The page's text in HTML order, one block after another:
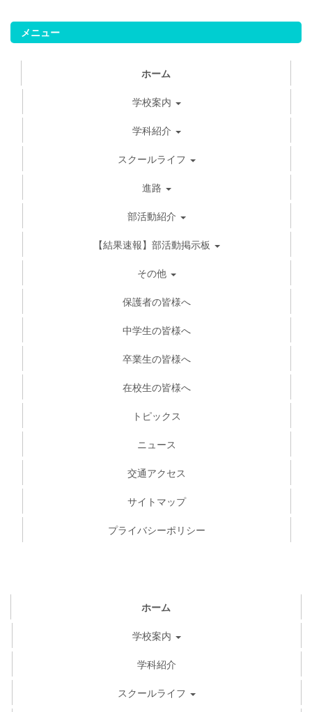
メニュー
ホーム
学校案内
学科紹介
スクールライフ
進路
部活動紹介
【結果速報】部活動掲示板
その他
保護者の皆様へ
中学生の皆様へ
卒業生の皆様へ
在校生の皆様へ
トピックス
ニュース
交通アクセス
サイトマップ
プライバシーポリシー
ホーム
学校案内
学科紹介
スクールライフ